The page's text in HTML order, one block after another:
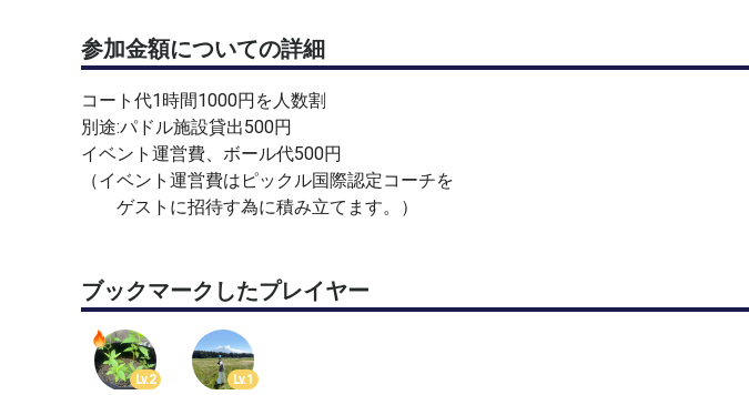
参加金額についての詳細
コート代1時間1000円を人数割
別途:パドル施設貸出500円
イベント運営費、ボール代500円
（イベント運営費はピックル国際認定コーチを
ゲストに招待す為に積み立てます。）
ブックマークしたプレイヤー
Lv.2 Lv.1